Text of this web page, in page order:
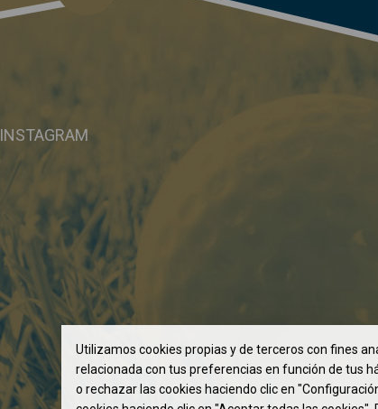
INSTAGRAM
Utilizamos cookies propias y de terceros con fines
relacionada con tus preferencias en función de tus
o rechazar las cookies haciendo clic en